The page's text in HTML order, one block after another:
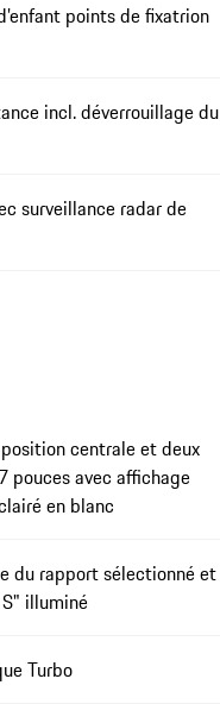
points de fixatrion
incl. déverrouillage du
surveillance radar de
centrale et deux
pouces avec affichage
en blanc
du rapport sélectionné et
illuminé
Turbo